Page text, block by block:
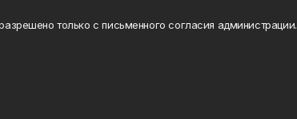
только с письменного согласия администрации.